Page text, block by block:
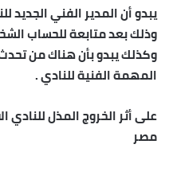
يبدو أن المدير الفني الجديد
وذلك بعد متابعة للحساب
وكذلك يبدو بأن هناك من
المهمة الفنية للنادي .
على أثر الخروج المذل
مصر